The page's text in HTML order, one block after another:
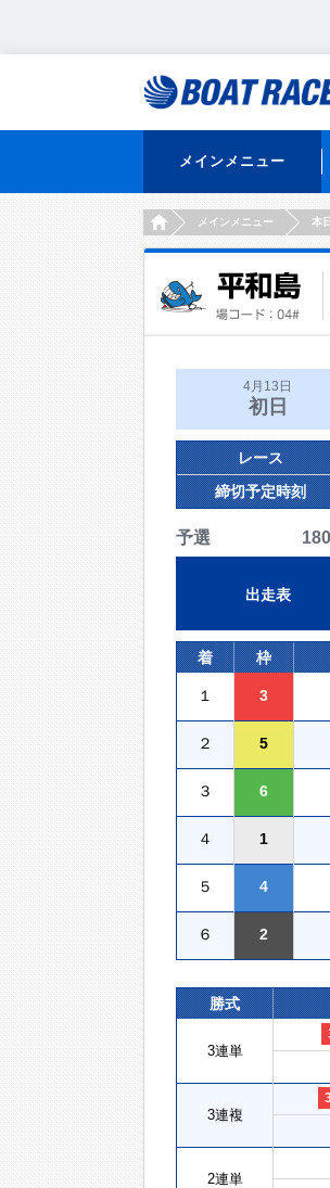
メインメニュー
HOMEメインメニュー 本
4月13日
初日
レース
締切予定時刻
予選
出走表
着 枠
１ 3
２ 5
３ 6
４ 1
５ 4
６ 2
勝式
3連単
3連複
2連単